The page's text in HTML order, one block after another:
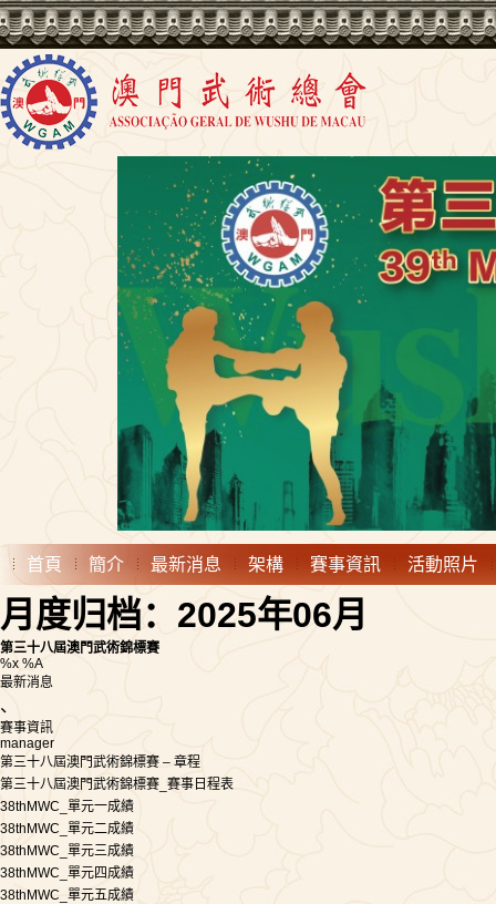
首頁 簡介 最新消息 架構 賽事資訊 活動照片
月度归档：2025年06月
第三十八屆澳門武術錦標賽
%x %A
最新消息
、
賽事資訊
manager
第三十八屆澳門武術錦標賽 – 章程
第三十八屆澳門武術錦標賽_賽事日程表
38thMWC_單元一成績
38thMWC_單元二成績
38thMWC_單元三成績
38thMWC_單元四成績
38thMWC_單元五成績